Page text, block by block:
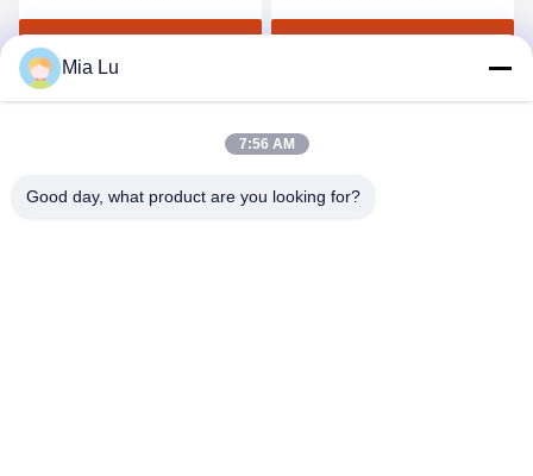
সম্পন্ন জৈব সার গ্রানুল মেশিন এবং
বিদেশী সেবার জন্য প্রকৌশলী
উপলব্ধMia Lu
7:56 AM
Good day, what product are you looking for?